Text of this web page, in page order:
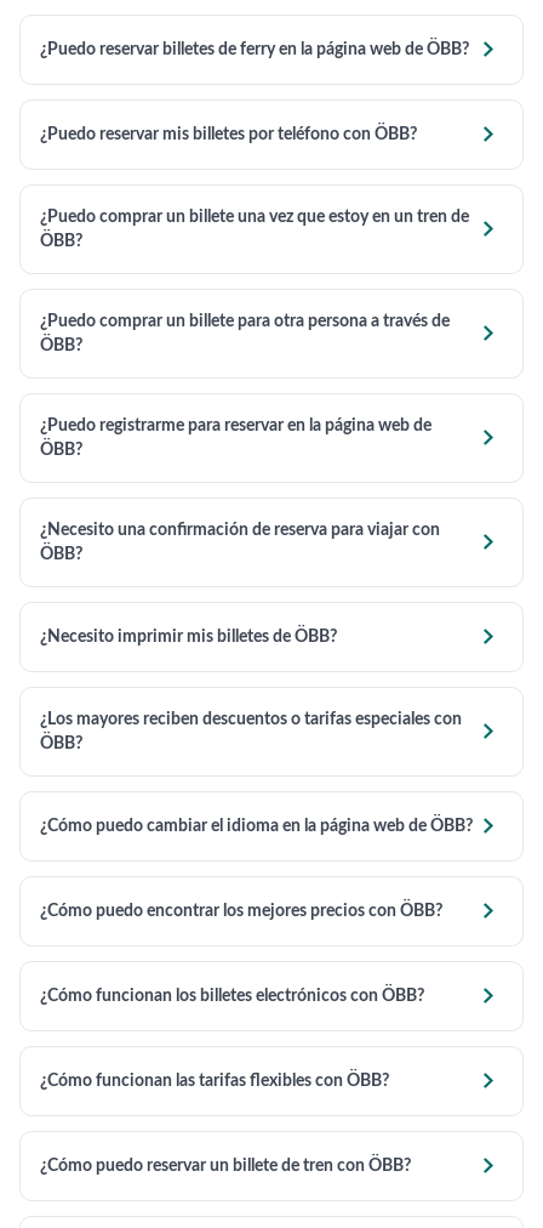
¿Puedo reservar billetes de ferry en la página web de ÖBB? 
¿Puedo reservar mis billetes por teléfono con ÖBB? 
¿Puedo comprar un billete una vez que estoy en un tren de
ÖBB?

¿Puedo comprar un billete para otra persona a través de
ÖBB?

¿Puedo registrarme para reservar en la página web de
ÖBB?

¿Necesito una confirmación de reserva para viajar con
ÖBB?

¿Necesito imprimir mis billetes de ÖBB? 
¿Los mayores reciben descuentos o tarifas especiales con
ÖBB?

¿Cómo puedo cambiar el idioma en la página web de ÖBB? 
¿Cómo puedo encontrar los mejores precios con ÖBB? 
¿Cómo funcionan los billetes electrónicos con ÖBB? 
¿Cómo funcionan las tarifas flexibles con ÖBB? 
¿Cómo puedo reservar un billete de tren con ÖBB? 